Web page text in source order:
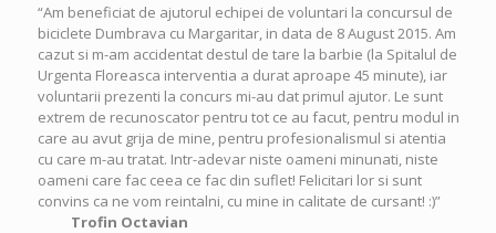
“Am beneficiat de ajutorul echipei de voluntari la concursul de
biciclete Dumbrava cu Margaritar, in data de 8 August 2015. Am
cazut si m-am accidentat destul de tare la barbie (la Spitalul de
Urgenta Floreasca interventia a durat aproape 45 minute), iar
voluntarii prezenti la concurs mi-au dat primul ajutor. Le sunt
extrem de recunoscator pentru tot ce au facut, pentru modul in
care au avut grija de mine, pentru profesionalismul si atentia
cu care m-au tratat. Intr-adevar niste oameni minunati, niste
oameni care fac ceea ce fac din suflet! Felicitari lor si sunt
convins ca ne vom reintalni, cu mine in calitate de cursant! :)”
Trofin Octavian